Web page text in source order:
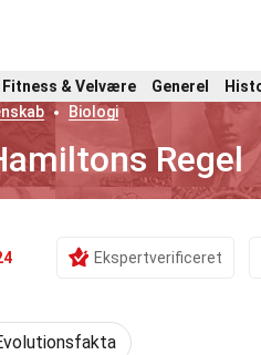
Fitness & Velvære Generel
Biologi
Regel
Ekspertverificeret